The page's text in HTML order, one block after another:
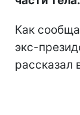
Как
экс-
рассказал